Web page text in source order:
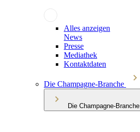
Alles anzeigen
News
Presse
Mediathek
Kontaktdaten
Die Champagne-Branche
Die Champagne-Branche